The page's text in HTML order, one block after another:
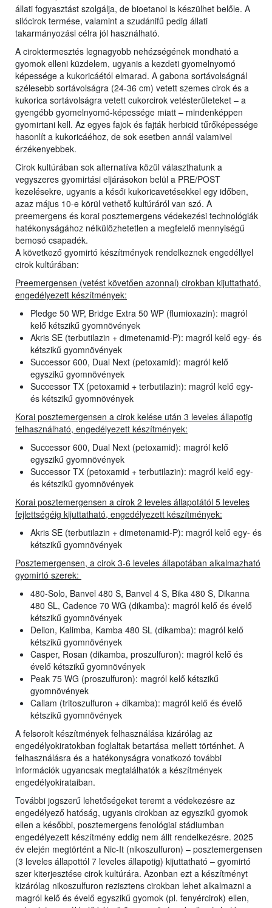
állati fogyasztást szolgálja, de bioetanol is készülhet belőle. A
silócirok termése, valamint a szudánifű pedig állati
takarmányozási célra jól használható.
A ciroktermesztés legnagyobb nehézségének mondható a
gyomok elleni küzdelem, ugyanis a kezdeti gyomelnyomó
képessége a kukoricáétól elmarad. A gabona sortávolságnál
szélesebb sortávolságra (24-36 cm) vetett szemes cirok és a
kukorica sortávolságra vetett cukorcirok vetésterületeket – a
gyengébb gyomelnyomó-képessége miatt – mindenképpen
gyomirtani kell. Az egyes fajok és fajták herbicid tűrőképessége
hasonlít a kukoricáéhoz, de sok esetben annál valamivel
érzékenyebbek.
Cirok kultúrában sok alternatíva közül választhatunk a
vegyszeres gyomirtási eljárásokon belül a PRE/POST
kezelésekre, ugyanis a késői kukoricavetésekkel egy időben,
azaz május 10-e körül vethető kultúráról van szó. A
preemergens és korai posztemergens védekezési technológiák
hatékonyságához nélkülözhetetlen a megfelelő mennyiségű
bemosó csapadék.
A következő gyomirtó készítmények rendelkeznek engedéllyel
cirok kultúrában:
Preemergensen (vetést követően azonnal) cirokban kijuttatható,
engedélyezett készítmények:
Pledge 50 WP, Bridge Extra 50 WP (flumioxazin): magról
kelő kétszikű gyomnövények
Akris SE (terbutilazin + dimetenamid-P): magról kelő egy- és
kétszikű gyomnövények
Successor 600, Dual Next (petoxamid): magról kelő
egyszikű gyomnövények
Successor TX (petoxamid + terbutilazin): magról kelő egy-
és kétszikű gyomnövények
Korai posztemergensen a cirok kelése után 3 leveles állapotig
felhasználható, engedélyezett készítmények:
Successor 600, Dual Next (petoxamid): magról kelő
egyszikű gyomnövények
Successor TX (petoxamid + terbutilazin): magról kelő egy-
és kétszikű gyomnövények
Korai posztemergensen a cirok 2 leveles állapotától 5 leveles
fejlettségéig kijuttatható, engedélyezett készítmények:
Akris SE (terbutilazin + dimetenamid-P): magról kelő egy- és
kétszikű gyomnövények
Posztemergensen, a cirok 3-6 leveles állapotában alkalmazható
gyomirtó szerek:
480-Solo, Banvel 480 S, Banvel 4 S, Bika 480 S, Dikanna
480 SL, Cadence 70 WG (dikamba): magról kelő és évelő
kétszikű gyomnövények
Delion, Kalimba, Kamba 480 SL (dikamba): magról kelő
kétszikű gyomnövények
Casper, Rosan (dikamba, proszulfuron): magról kelő és
évelő kétszikű gyomnövények
Peak 75 WG (proszulfuron): magról kelő kétszikű
gyomnövények
Callam (tritoszulfuron + dikamba): magról kelő és évelő
kétszikű gyomnövények
A felsorolt készítmények felhasználása kizárólag az
engedélyokiratokban foglaltak betartása mellett történhet. A
felhasználásra és a hatékonyságra vonatkozó további
információk ugyancsak megtalálhatók a készítmények
engedélyokirataiban.
További jogszerű lehetőségeket teremt a védekezésre az
engedélyező hatóság, ugyanis cirokban az egyszikű gyomok
ellen a későbbi, posztemergens fenológiai stádiumban
engedélyezett készítmény eddig nem állt rendelkezésre. 2025
év elején megtörtént a Nic-It (nikoszulfuron) – posztemergensen
(3 leveles állapottól 7 leveles állapotig) kijuttatható – gyomirtó
szer kiterjesztése cirok kultúrára. Azonban ezt a készítményt
kizárólag nikoszulfuron rezisztens cirokban lehet alkalmazni a
magról kelő és évelő egyszikű gyomok (pl. fenyércirok) ellen,